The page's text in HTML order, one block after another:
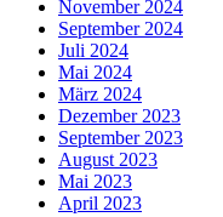
November 2024
September 2024
Juli 2024
Mai 2024
März 2024
Dezember 2023
September 2023
August 2023
Mai 2023
April 2023